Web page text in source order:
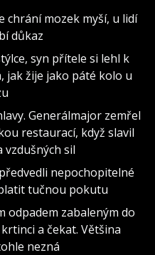
chrání mozek myší, u lidí
důkaz
syn přítele si lehl k
jak žije jako páté kolo u
Generálmajor zemřel
restaurací, když slavil
vzdušných sil
nepochopitelné
tučnou pokutu
odpadem zabaleným do
a čekat. Většina
nezná